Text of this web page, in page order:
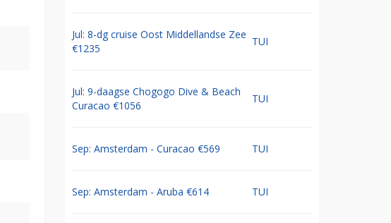
Jul: 8-dg cruise Oost Middellandse Zee
€1235
TUI
Jul: 9-daagse Chogogo Dive & Beach
Curacao €1056
TUI
Sep: Amsterdam - Curacao €569 TUI
Sep: Amsterdam - Aruba €614 TUI